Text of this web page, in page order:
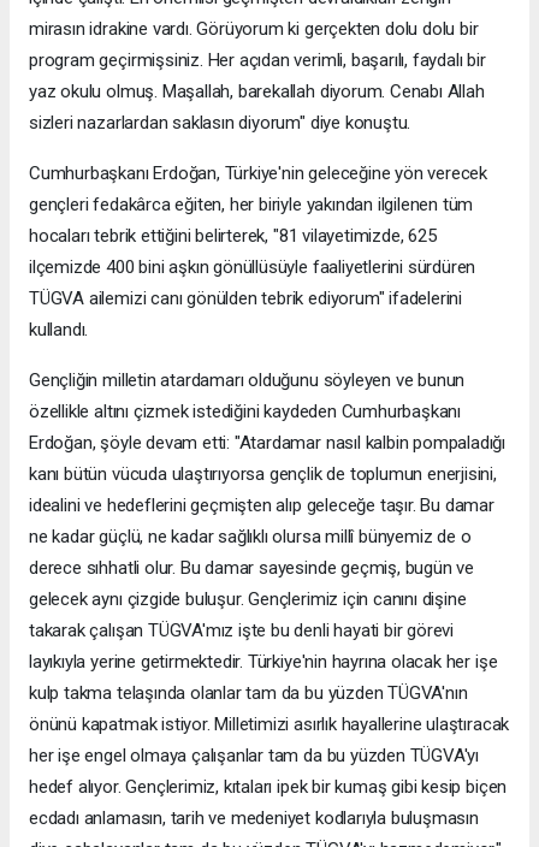
mirasın idrakine vardı. Görüyorum ki gerçekten dolu dolu bir
program geçirmişsiniz. Her açıdan verimli, başarılı, faydalı bir
yaz okulu olmuş. Maşallah, barekallah diyorum. Cenabı Allah
sizleri nazarlardan saklasın diyorum" diye konuştu.
Cumhurbaşkanı Erdoğan, Türkiye'nin geleceğine yön verecek
gençleri fedakârca eğiten, her biriyle yakından ilgilenen tüm
hocaları tebrik ettiğini belirterek, "81 vilayetimizde, 625
ilçemizde 400 bini aşkın gönüllüsüyle faaliyetlerini sürdüren
TÜGVA ailemizi canı gönülden tebrik ediyorum" ifadelerini
kullandı.
Gençliğin milletin atardamarı olduğunu söyleyen ve bunun
özellikle altını çizmek istediğini kaydeden Cumhurbaşkanı
Erdoğan, şöyle devam etti: "Atardamar nasıl kalbin pompaladığı
kanı bütün vücuda ulaştırıyorsa gençlik de toplumun enerjisini,
idealini ve hedeflerini geçmişten alıp geleceğe taşır. Bu damar
ne kadar güçlü, ne kadar sağlıklı olursa millî bünyemiz de o
derece sıhhatli olur. Bu damar sayesinde geçmiş, bugün ve
gelecek aynı çizgide buluşur. Gençlerimiz için canını dişine
takarak çalışan TÜGVA'mız işte bu denli hayati bir görevi
layıkıyla yerine getirmektedir. Türkiye'nin hayrına olacak her işe
kulp takma telaşında olanlar tam da bu yüzden TÜGVA'nın
önünü kapatmak istiyor. Milletimizi asırlık hayallerine ulaştıracak
her işe engel olmaya çalışanlar tam da bu yüzden TÜGVA'yı
hedef alıyor. Gençlerimiz, kıtaları ipek bir kumaş gibi kesip biçen
ecdadı anlamasın, tarih ve medeniyet kodlarıyla buluşmasın